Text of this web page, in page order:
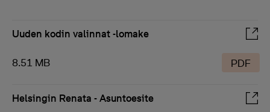
Uuden kodin valinnat -lomake
8.51 MB PDF
Helsingin Renata - Asuntoesite